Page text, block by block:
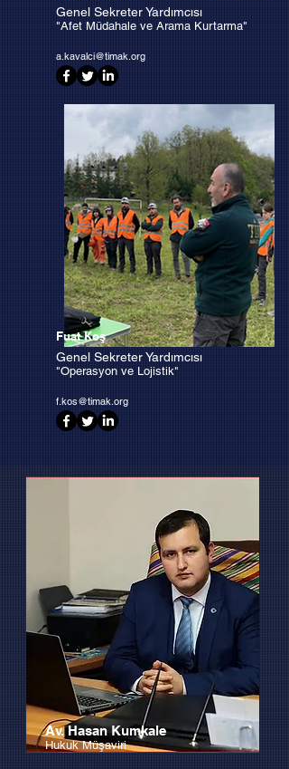
Genel Sekreter Yardımcısı
"Afet Müdahale ve Arama Kurtarma"
a.kavalci@timak.org
Fuat Koş
Genel Sekreter Yardımcısı
"Operasyon ve Lojistik"
f.kos@timak.org
Av. Hasan Kumkale
Hukuk Müşaviri